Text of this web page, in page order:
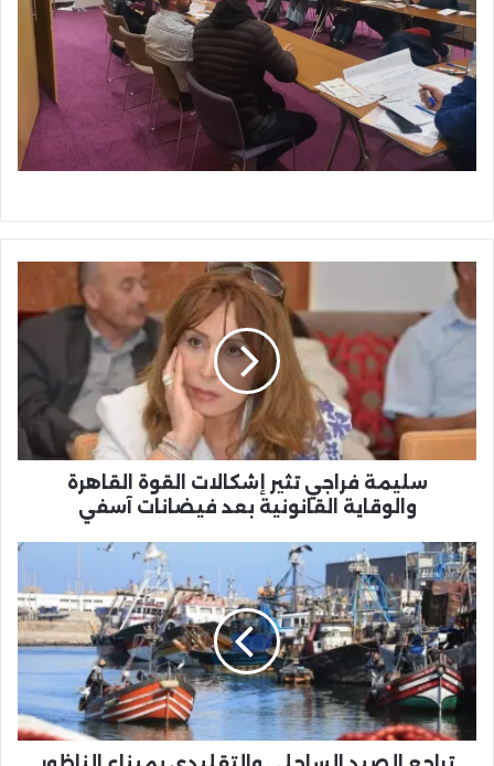
سليمة
فراجي
تثير
والوقاية
القانونية
بعد
فيضاناتسليمة فراجي تثير إشكالات القوة القاهرة
والوقاية القانونية بعد فيضانات آسفي
تراجع
الصيد
الساحلي
والتقليدي
بميناء
الناظور